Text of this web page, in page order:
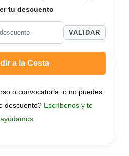
tu descuento
VALIDAR
a la Cesta
o convocatoria, o no puedes
descuento? Escríbenos y te
ayudamos